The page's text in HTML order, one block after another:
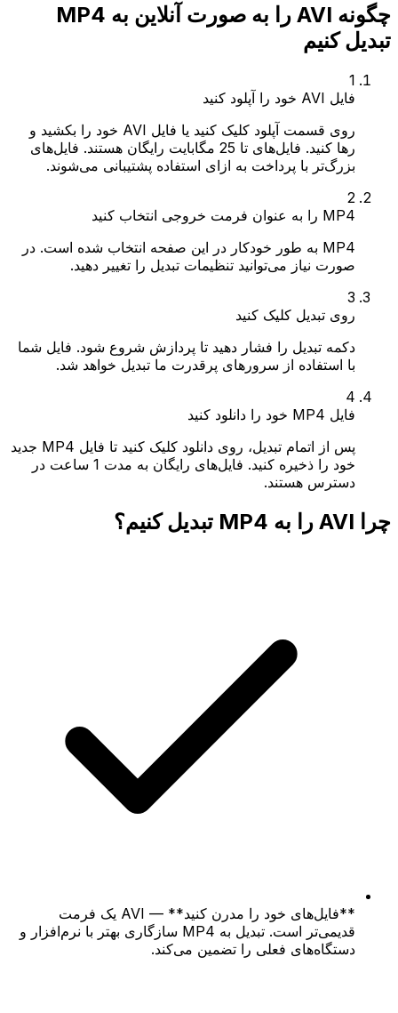
چگونه AVI را به صورت آنلاین به MP4
تبدیل کنیم
1
فایل AVI خود را آپلود کنید
روی قسمت آپلود کلیک کنید یا فایل AVI خود را بکشید و
رها کنید. فایل‌های تا 25 مگابایت رایگان هستند. فایل‌های
بزرگ‌تر با پرداخت به ازای استفاده پشتیبانی می‌شوند.
2
MP4 را به عنوان فرمت خروجی انتخاب کنید
MP4 به طور خودکار در این صفحه انتخاب شده است. در
صورت نیاز می‌توانید تنظیمات تبدیل را تغییر دهید.
3
روی تبدیل کلیک کنید
دکمه تبدیل را فشار دهید تا پردازش شروع شود. فایل شما
با استفاده از سرورهای پرقدرت ما تبدیل خواهد شد.
4
فایل MP4 خود را دانلود کنید
پس از اتمام تبدیل، روی دانلود کلیک کنید تا فایل MP4 جدید
خود را ذخیره کنید. فایل‌های رایگان به مدت 1 ساعت در
دسترس هستند.
چرا AVI را به MP4 تبدیل کنیم؟
**فایل‌های خود را مدرن کنید** — AVI یک فرمت
قدیمی‌تر است. تبدیل به MP4 سازگاری بهتر با نرم‌افزار و
دستگاه‌های فعلی را تضمین می‌کند.